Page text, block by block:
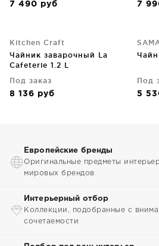
7 490 руб 7
Kitchen Craft
Чайник заварочный La
Cafeterie 1.2 L
Под заказ
8 136 руб
Под
5
Европейские бренды
Оригинальные предметы
мировых брендов
Интерьерный отбор
Коллекции, подобранные с
сочетаемости